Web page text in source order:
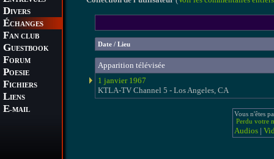
DIVERS
ÉCHANGES
FAN CLUB
GUESTBOOK
FORUM
POESIE
FICHIERS
LIENS
E-MAIL
Date / Lieu
Apparition télévisée
1 janvier 1967
KTLA-TV Channel 5 - Los Angeles, CA
Vous n'êtes
Perdu votre
Audios|